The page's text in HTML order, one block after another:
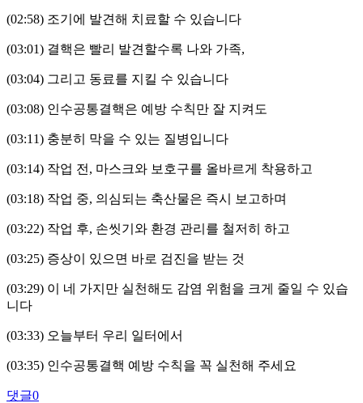
(02:58) 조기에 발견해 치료할 수 있습니다
(03:01) 결핵은 빨리 발견할수록 나와 가족,
(03:04) 그리고 동료를 지킬 수 있습니다
(03:08) 인수공통결핵은 예방 수칙만 잘 지켜도
(03:11) 충분히 막을 수 있는 질병입니다
(03:14) 작업 전 , 마스크와 보호구를 올바르게 착용하고
(03:18) 작업 중, 의심되는 축산물은 즉시 보고하며
(03:22) 작업 후, 손씻기와 환경 관리를 철저히 하고
(03:25) 증상이 있으면 바로 검진을 받는 것
(03:29) 이 네 가지만 실천해도 감염 위험을 크게 줄일 수 있습
니다
(03:33) 오늘부터 우리 일터에서
(03:35) 인수공통결핵 예방 수칙을 꼭 실천해 주세요
댓글0